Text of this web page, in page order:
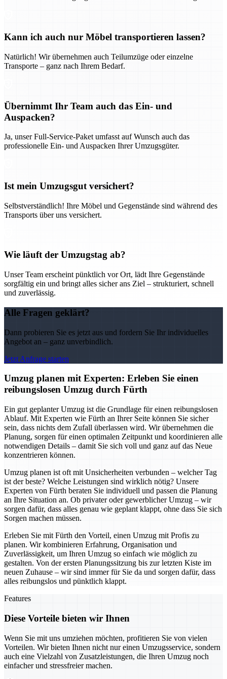
Kann ich auch nur Möbel transportieren lassen?
Natürlich! Wir übernehmen auch Teilumzüge oder einzelne
Transporte – ganz nach Ihrem Bedarf.
Übernimmt Ihr Team auch das Ein- und
Auspacken?
Ja, unser Full-Service-Paket umfasst auf Wunsch auch das
professionelle Ein- und Auspacken Ihrer Umzugsgüter.
Ist mein Umzugsgut versichert?
Selbstverständlich! Ihre Möbel und Gegenstände sind während des
Transports über uns versichert.
Wie läuft der Umzugstag ab?
Unser Team erscheint pünktlich vor Ort, lädt Ihre Gegenstände
sorgfältig ein und bringt alles sicher ans Ziel – strukturiert, schnell
und zuverlässig.
Alle Fragen geklärt?
Dann probieren Sie es jetzt aus und fordern Sie Ihr individuelles
Angebot an – ganz unverbindlich.
Jetzt Anfrage starten
Umzug planen mit Experten: Erleben Sie einen
reibungslosen Umzug durch Fürth
Ein gut geplanter Umzug ist die Grundlage für einen reibungslosen
Ablauf. Mit Experten wie Fürth an Ihrer Seite können Sie sicher
sein, dass nichts dem Zufall überlassen wird. Wir übernehmen die
Planung, sorgen für einen optimalen Zeitpunkt und koordinieren alle
notwendigen Details – damit Sie sich voll und ganz auf das Neue
konzentrieren können.
Umzug planen ist oft mit Unsicherheiten verbunden – welcher Tag
ist der beste? Welche Leistungen sind wirklich nötig? Unsere
Experten von Fürth beraten Sie individuell und passen die Planung
an Ihre Situation an. Ob privater oder gewerblicher Umzug – wir
sorgen dafür, dass alles genau wie geplant klappt, ohne dass Sie sich
Sorgen machen müssen.
Erleben Sie mit Fürth den Vorteil, einen Umzug mit Profis zu
planen. Wir kombinieren Erfahrung, Organisation und
Zuverlässigkeit, um Ihren Umzug so einfach wie möglich zu
gestalten. Von der ersten Planungssitzung bis zur letzten Kiste im
neuen Zuhause – wir sind immer für Sie da und sorgen dafür, dass
alles reibungslos und pünktlich klappt.
Features
Diese Vorteile bieten wir Ihnen
Wenn Sie mit uns umziehen möchten, profitieren Sie von vielen
Vorteilen. Wir bieten Ihnen nicht nur einen Umzugsservice, sondern
auch eine Vielzahl von Zusatzleistungen, die Ihren Umzug noch
einfacher und stressfreier machen.